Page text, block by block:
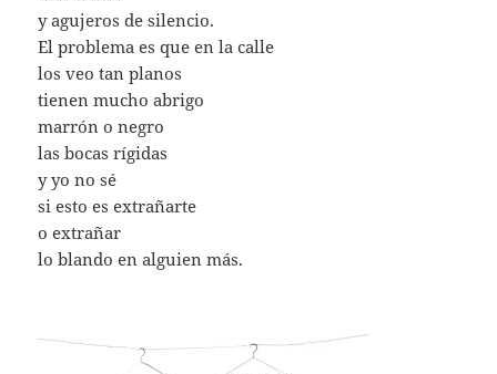
y agujeros de silencio.
El problema es que en la calle
los veo tan planos
tienen mucho abrigo
marrón o negro
las bocas rígidas
y yo no sé
si esto es extrañarte
o extrañar
lo blando en alguien más.